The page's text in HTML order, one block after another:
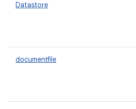
Datastore
documentfile